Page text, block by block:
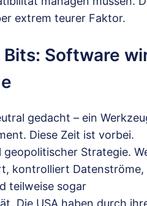
extrem teurer Faktor.
Software
gedacht – ein
Diese Zeit ist vorbei.
Strategie.
kontrolliert Datenströme,
teilweise sogar
Die USA haben durch